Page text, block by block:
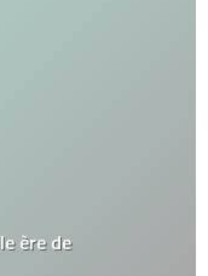
ère de